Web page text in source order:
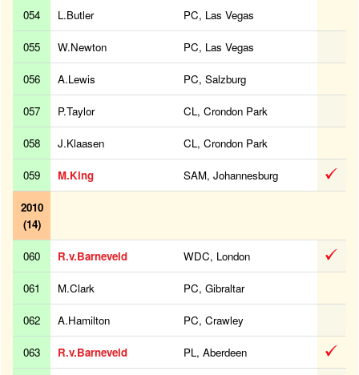
054 L.Butler PC, Las Vegas
055 W.Newton PC, Las Vegas
056 A.Lewis PC, Salzburg
057 P.Taylor CL, Crondon Park
058 J.Klaasen CL, Crondon Park
059 M.King SAM, Johannesburg
2010
(14)
060 R.v.Barneveld WDC, London
061 M.Clark PC, Gibraltar
062 A.Hamilton PC, Crawley
063 R.v.Barneveld PL, Aberdeen